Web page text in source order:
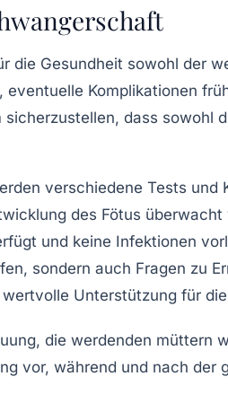
die Gesundheit sowohl der
eventuelle Komplikationen
sicherzustellen, dass sowohl
verschiedene Tests und
des Fötus
und keine Infektionen
sondern auch Fragen zu
Unterstützung für